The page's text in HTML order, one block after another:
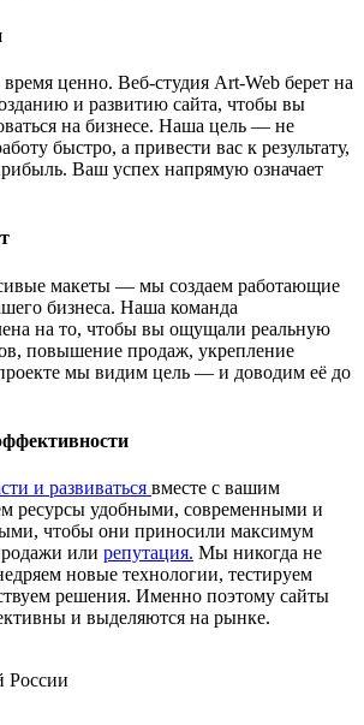
ценно. Веб-студия Art-Web берет на
и развитию сайта, чтобы вы
на бизнесе. Наша цель — не
быстро, а привести вас к результату,
Ваш успех напрямую означает
макеты — мы создаем работающие
бизнеса. Наша команда
на то, чтобы вы ощущали реальную
повышение продаж, укрепление
мы видим цель — и доводим её до
и развиваться вместе с вашим
ресурсы удобными, современными и
чтобы они приносили максимум
или репутация. Мы никогда не
новые технологии, тестируем
решения. Именно поэтому сайты
и выделяются на рынке.
России